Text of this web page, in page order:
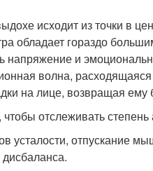
исходит из точки в
обладает гораздо
напряжение и
волна,
на лице, возвращая
отслеживать
усталости, отпускание